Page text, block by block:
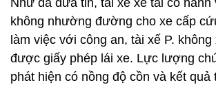
không nhường đường cho xe cấp
làm việc với công an, tài xế P. không
được giấy phép lái xe. Lực lượng
phát hiện có nồng độ cồn và kết quả